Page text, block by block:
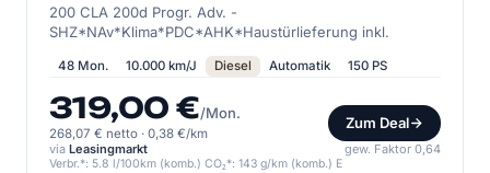
200 CLA 200d Progr. Adv. -
SHZ*NAv*Klima*PDC*AHK*Haustürlieferung inkl.
48 Mon. 10.000 km/J Diesel Automatik 150 PS
319,00 €/Mon.
268,07 € netto · 0,38 €/km
Zum Deal
via Leasingmarkt gew. Faktor 0,64
Verbr.*: 5.8 l/100km (komb.) CO₂*: 143 g/km (komb.) E